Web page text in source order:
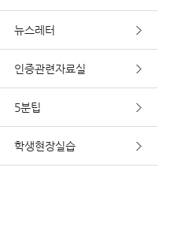
뉴스레터
인증관련자료실
5분팁
학생현장실습